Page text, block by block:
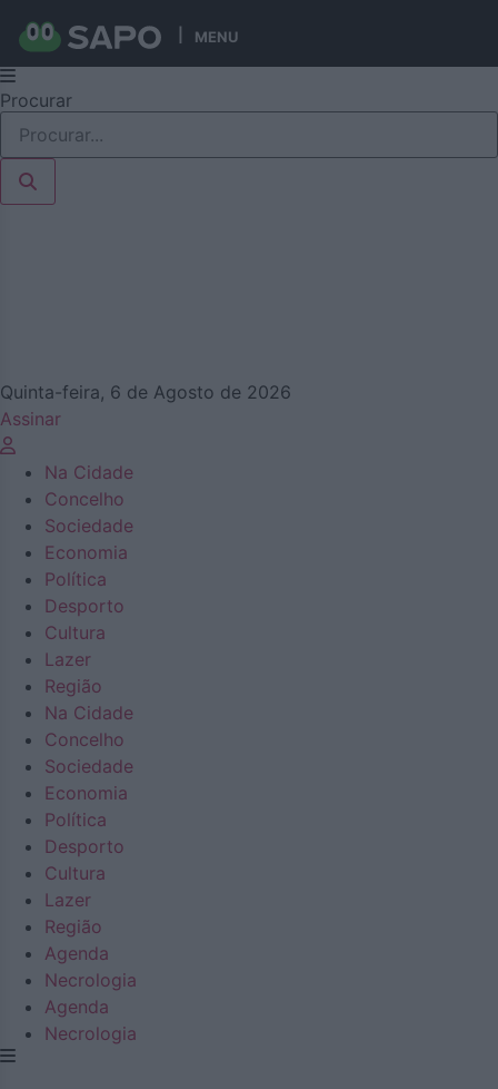
MENU
Pular
para
conteúdo
Procurar
Quinta-feira, 6 de Agosto de 2026
Assinar
Na Cidade
Concelho
Sociedade
Economia
Política
Desporto
Cultura
Lazer
Região
Na Cidade
Concelho
Sociedade
Economia
Política
Desporto
Cultura
Lazer
Região
Agenda
Necrologia
Agenda
Necrologia